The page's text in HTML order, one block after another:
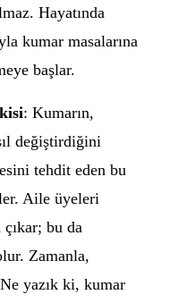
Hayatında
kumar masalarına
başlar.
: Kumarın,
değiştirdiğini
tehdit eden bu
Aile üyeleri
bu da
Zamanla,
yazık ki, kumar